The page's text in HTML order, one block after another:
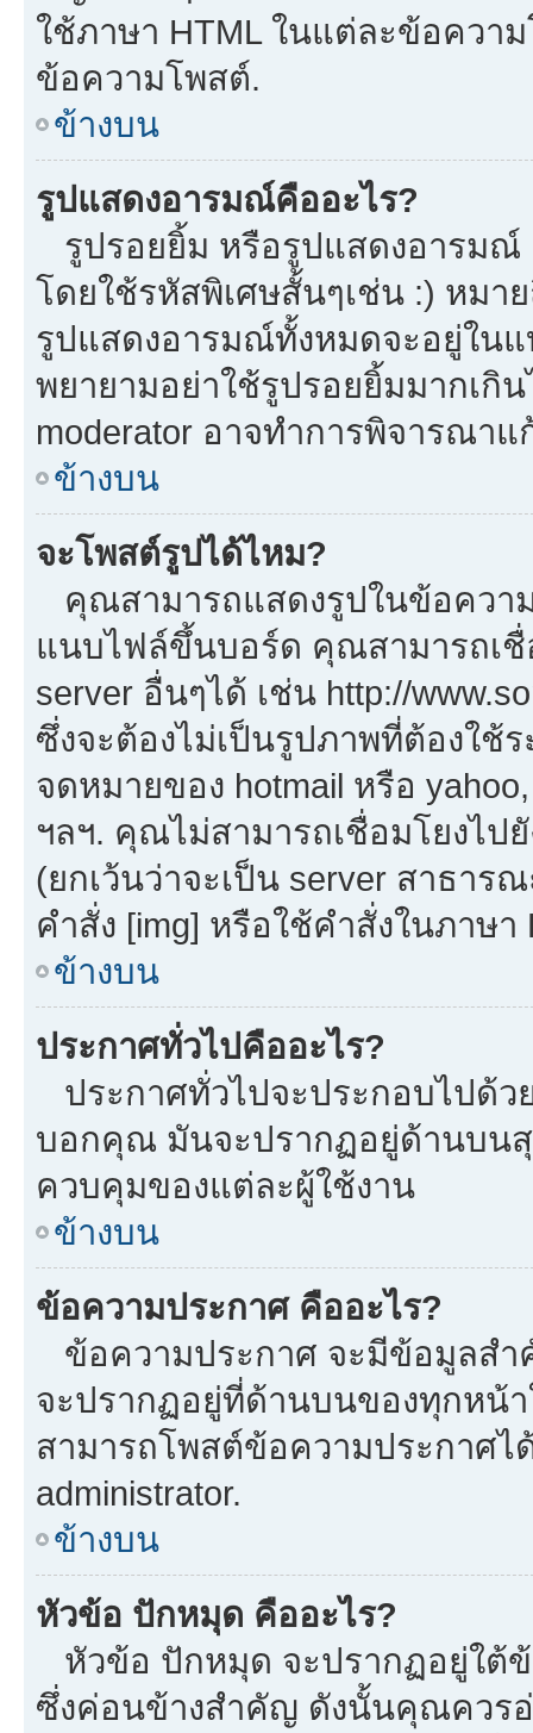
ใช้ภาษา HTML ในแต่ละข้อคว
ข้อความโพสต์.
ข้างบน
รูปแสดงอารมณ์คืออะไร?
รูปรอยยิ้ม หรือรูปแสดงอารมณ์
โดยใช้รหัสพิเศษสั้นๆเช่น :) หมา
รูปแสดงอารมณ์ทั้งหมดจะอยู่ใน
พยายามอย่าใช้รูปรอยยิ้มมากเกิ
moderator อาจทำการพิจารณา
ข้างบน
จะโพสต์รูปได้ไหม?
คุณสามารถแสดงรูปในข้อควา
แนบไฟล์ขึ้นบอร์ด คุณสามารถเชื่
server อื่นๆได้ เช่น http://
ซึ่งจะต้องไม่เป็นรูปภาพที่ต้องใช้
จดหมายของ hotmail หรือ
ฯลฯ. คุณไม่สามารถเชื่อมโยงไป
(ยกเว้นว่าจะเป็น server สาธาร
คำสั่ง [img] หรือใช้คำสั่งในภาษ
ข้างบน
ประกาศทั่วไปคืออะไร?
ประกาศทั่วไปจะประกอบไปด้
บอกคุณ มันจะปรากฏอยู่ด้านบน
ควบคุมของแต่ละผู้ใช้งาน
ข้างบน
ข้อความประกาศ คืออะไร?
ข้อความประกาศ จะมีข้อมูลส
จะปรากฏอยู่ที่ด้านบนของทุกหน้
สามารถโพสต์ข้อความประกาศ
administrator.
ข้างบน
หัวข้อ ปักหมุด คืออะไร?
หัวข้อ ปักหมุด จะปรากฏอยู่ใต้
ซึ่งค่อนข้างสำคัญ ดังนั้นคุณควรอ่